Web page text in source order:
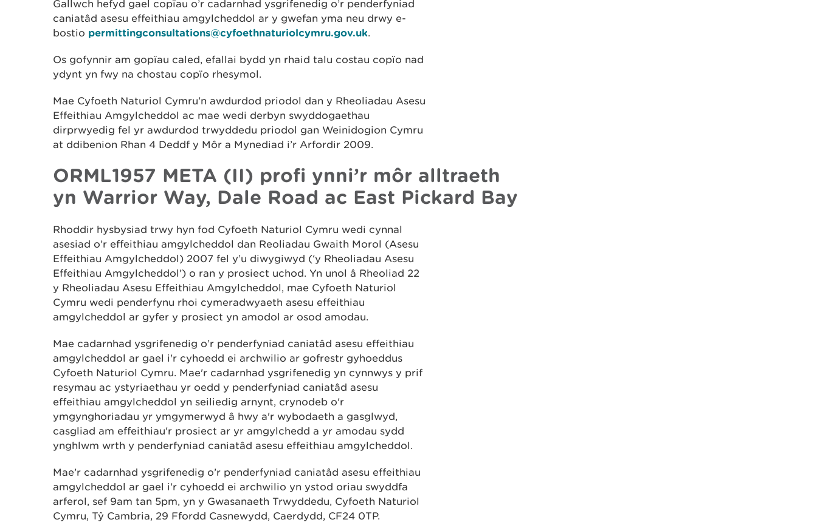
Gallwch hefyd gael copïau o’r cadarnhad ysgrifenedig o’r penderfyniad
caniatâd asesu effeithiau amgylcheddol ar y gwefan yma neu drwy e-
bostio permittingconsultations@cyfoethnaturiolcymru.gov.uk.
Os gofynnir am gopïau caled, efallai bydd yn rhaid talu costau copïo nad
ydynt yn fwy na chostau copïo rhesymol.
Mae Cyfoeth Naturiol Cymru'n awdurdod priodol dan y Rheoliadau Asesu
Effeithiau Amgylcheddol ac mae wedi derbyn swyddogaethau
dirprwyedig fel yr awdurdod trwyddedu priodol gan Weinidogion Cymru
at ddibenion Rhan 4 Deddf y Môr a Mynediad i’r Arfordir 2009.
ORML1957 META (II) profi ynni’r môr alltraeth
yn Warrior Way, Dale Road ac East Pickard Bay
Rhoddir hysbysiad trwy hyn fod Cyfoeth Naturiol Cymru wedi cynnal
asesiad o’r effeithiau amgylcheddol dan Reoliadau Gwaith Morol (Asesu
Effeithiau Amgylcheddol) 2007 fel y’u diwygiwyd (‘y Rheoliadau Asesu
Effeithiau Amgylcheddol’) o ran y prosiect uchod. Yn unol â Rheoliad 22
y Rheoliadau Asesu Effeithiau Amgylcheddol, mae Cyfoeth Naturiol
Cymru wedi penderfynu rhoi cymeradwyaeth asesu effeithiau
amgylcheddol ar gyfer y prosiect yn amodol ar osod amodau.
Mae cadarnhad ysgrifenedig o’r penderfyniad caniatâd asesu effeithiau
amgylcheddol ar gael i'r cyhoedd ei archwilio ar gofrestr gyhoeddus
Cyfoeth Naturiol Cymru. Mae'r cadarnhad ysgrifenedig yn cynnwys y prif
resymau ac ystyriaethau yr oedd y penderfyniad caniatâd asesu
effeithiau amgylcheddol yn seiliedig arnynt, crynodeb o'r
ymgynghoriadau yr ymgymerwyd â hwy a'r wybodaeth a gasglwyd,
casgliad am effeithiau'r prosiect ar yr amgylchedd a yr amodau sydd
ynghlwm wrth y penderfyniad caniatâd asesu effeithiau amgylcheddol.
Mae’r cadarnhad ysgrifenedig o’r penderfyniad caniatâd asesu effeithiau
amgylcheddol ar gael i'r cyhoedd ei archwilio yn ystod oriau swyddfa
arferol, sef 9am tan 5pm, yn y Gwasanaeth Trwyddedu, Cyfoeth Naturiol
Cymru, Tŷ Cambria, 29 Ffordd Casnewydd, Caerdydd, CF24 0TP.